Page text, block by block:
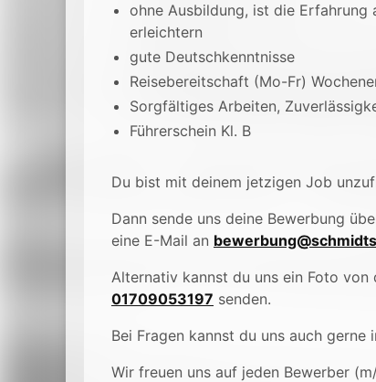
ohne Ausbildung, ist die
erleichtern
gute Deutschkenntnisse
Reisebereitschaft (Mo-Fr)
Sorgfältiges Arbeiten,
Führerschein Kl. B
Du bist mit deinem jetzigen Job
Dann sende uns deine Bewerbung
eine E-Mail an
Alternativ kannst du uns ein Foto
01709053197 senden.
Bei Fragen kannst du uns auch gerne
Wir freuen uns auf jeden Bewerber